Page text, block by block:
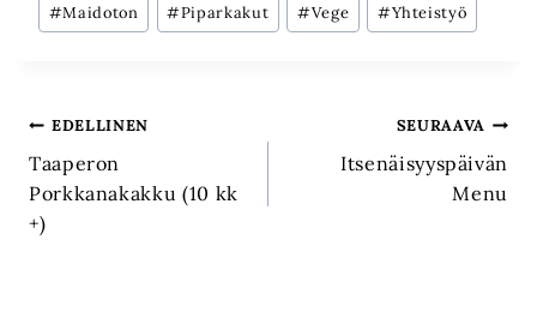
#Maidoton #Piparkakut #Vege #Yhteistyö
Artikkelien
selaus
EDELLINEN
Taaperon
Porkkanakakku (10 kk
+)
SEURAAVA
Itsenäisyyspäivän
Menu